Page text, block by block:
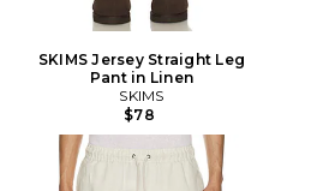
SKIMS Jersey Straight Leg
Pant in Linen
SKIMS
$78